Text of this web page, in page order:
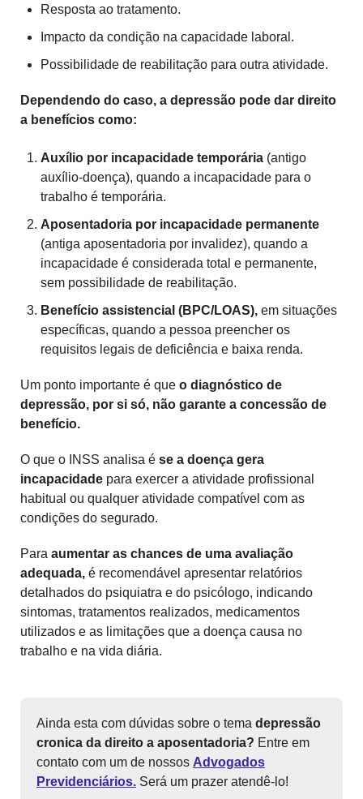
Resposta ao tratamento.
Impacto da condição na capacidade laboral.
Possibilidade de reabilitação para outra atividade.
Dependendo do caso, a depressão pode dar direito
a benefícios como:
Auxílio por incapacidade temporária (antigo
auxílio-doença), quando a incapacidade para o
trabalho é temporária.
Aposentadoria por incapacidade permanente
(antiga aposentadoria por invalidez), quando a
incapacidade é considerada total e permanente,
sem possibilidade de reabilitação.
Benefício assistencial (BPC/LOAS), em situações
específicas, quando a pessoa preencher os
requisitos legais de deficiência e baixa renda.
Um ponto importante é que o diagnóstico de
depressão, por si só, não garante a concessão de
benefício.
O que o INSS analisa é se a doença gera
incapacidade para exercer a atividade profissional
habitual ou qualquer atividade compatível com as
condições do segurado.
Para aumentar as chances de uma avaliação
adequada, é recomendável apresentar relatórios
detalhados do psiquiatra e do psicólogo, indicando
sintomas, tratamentos realizados, medicamentos
utilizados e as limitações que a doença causa no
trabalho e na vida diária.
Ainda esta com dúvidas sobre o tema depressão
cronica da direito a aposentadoria? Entre em
contato com um de nossos Advogados
Previdenciários. Será um prazer atendê-lo!